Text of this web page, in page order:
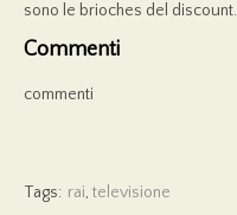
sono le brioches del discount.
Commenti
commenti
Tags: rai, televisione